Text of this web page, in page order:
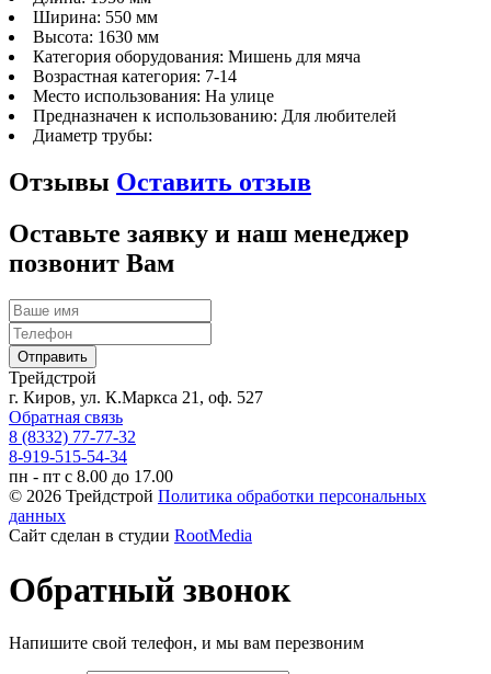
Ширина: 550 мм
Высота: 1630 мм
Категория оборудования: Мишень для мяча
Возрастная категория: 7-14
Место использования: На улице
Предназначен к использованию: Для любителей
Диаметр трубы:
Отзывы Оставить отзыв
Оставьте заявку и наш менеджер
позвонит Вам
Трейдстрой
г. Киров, ул. К.Маркса 21, оф. 527
Обратная связь
8 (8332) 77-77-32
8-919-515-54-34
пн - пт с 8.00 до 17.00
© 2026 Трейдстрой Политика обработки персональных
данных
Сайт сделан в студии RootMedia
Обратный звонок
Напишите свой телефон, и мы вам перезвоним